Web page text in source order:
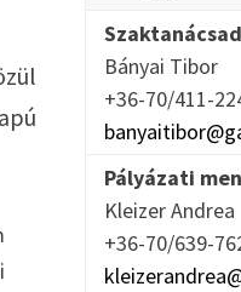
Bányai Tibor
+36-70/411-
Pályázati
Kleizer Andrea
+36-70/639-